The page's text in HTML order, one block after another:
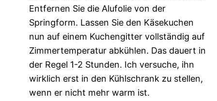
Entfernen Sie die Alufolie von der
Springform. Lassen Sie den Käsekuchen
nun auf einem Kuchengitter vollständig auf
Zimmertemperatur abkühlen. Das dauert in
der Regel 1-2 Stunden. Ich versuche, ihn
wirklich erst in den Kühlschrank zu stellen,
wenn er nicht mehr warm ist.